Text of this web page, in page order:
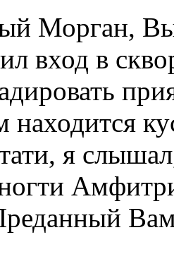
Морган,
вход в
находится
я
ногти